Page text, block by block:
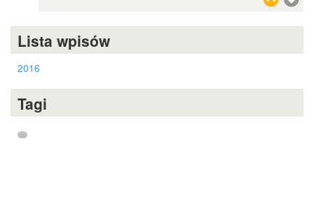
Lista wpisów
2016
Tagi